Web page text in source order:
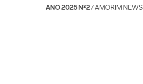
ANO 2025 Nº2/ AMORIM NEWS